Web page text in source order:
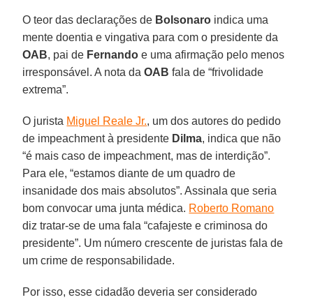
O teor das declarações de Bolsonaro indica uma
mente doentia e vingativa para com o presidente da
OAB, pai de Fernando e uma afirmação pelo menos
irresponsável. A nota daOAB fala de “frivolidade
extrema”.
O jurista Miguel Reale Jr., um dos autores do pedido
de impeachment à presidente Dilma, indica que não
“é mais caso de impeachment, mas de interdição”.
Para ele, “estamos diante de um quadro de
insanidade dos mais absolutos”. Assinala que seria
bom convocar uma junta médica. Roberto Romano
diz tratar-se de uma fala “cafajeste e criminosa do
presidente”. Um número crescente de juristas fala de
um crime de responsabilidade.
Por isso, esse cidadão deveria ser considerado